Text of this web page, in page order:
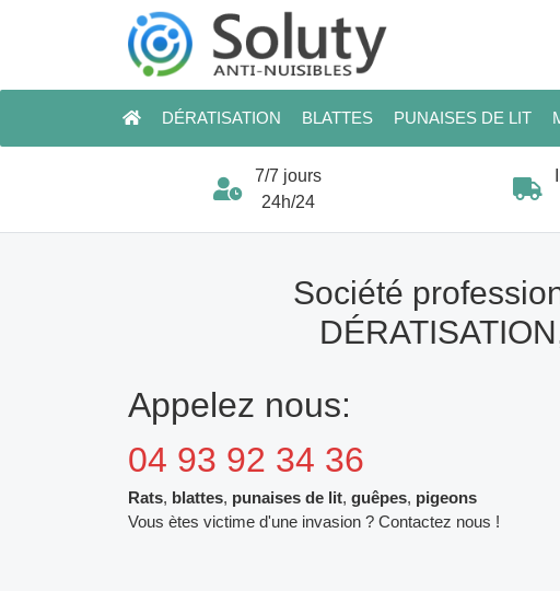
DÉRATISATION BLATTES PUNAISES DE LIT
7/7 jours
24h/24
Société
Appelez nous:
04 93 92 34 36
Rats, blattes, punaises de lit, guêpes, pigeons
Vous ètes victime d'une invasion ? Contactez nous !